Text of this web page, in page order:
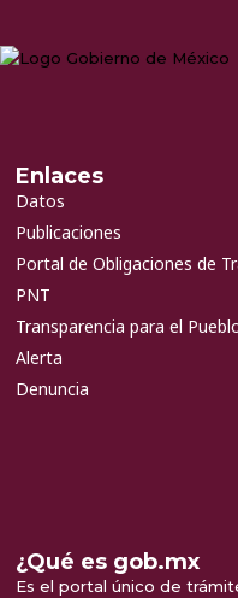
Enlaces
Datos
Publicaciones
Portal de Obligaciones de
PNT
Transparencia para el
Alerta
Denuncia
¿Qué es gob.mx
Es el portal único de